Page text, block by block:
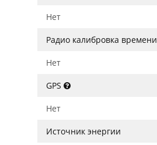
Нет
Радио калибровка времени
Нет
GPS
Нет
Источник энергии